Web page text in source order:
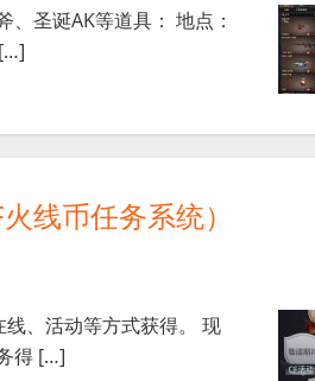
、圣诞AK等道具： 地点：
线币任务系统）
、活动等方式获得。 现
得 […]